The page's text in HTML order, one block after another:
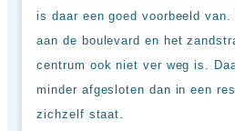
is daar een goed voorbeeld
aan de boulevard en het
centrum ook niet ver weg is.
minder afgesloten dan in een
zichzelf staat.